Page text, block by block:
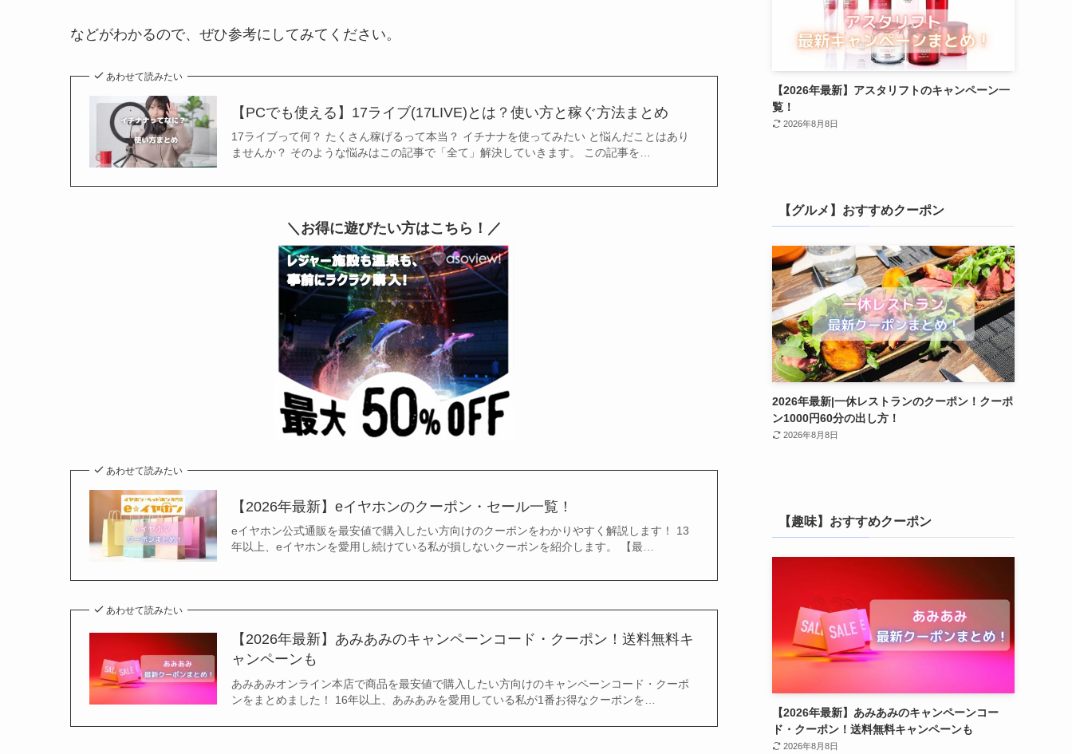
などがわかるので、ぜひ参考にしてみてください。
あわせて読みたい
【PCでも使える】17ライブ(17LIVE)とは？使い方と稼ぐ方法まとめ
17ライブって何？ たくさん稼げるって本当？ イチナナを使ってみたい と悩んだことはあり
ませんか？ そのような悩みはこの記事で「全て」解決していきます。 この記事を…
＼お得に遊びたい方はこちら！／
あわせて読みたい
【2026年最新】eイヤホンのクーポン・セール一覧！
eイヤホン公式通販を最安値で購入したい方向けのクーポンをわかりやすく解説します！ 13
年以上、eイヤホンを愛用し続けている私が損しないクーポンを紹介します。 【最…
あわせて読みたい
【2026年最新】あみあみのキャンペーンコード・クーポン！送料無料キ
ャンペーンも
あみあみオンライン本店で商品を最安値で購入したい方向けのキャンペーンコード・クーポ
ンをまとめました！ 16年以上、あみあみを愛用している私が1番お得なクーポンを…
【2026年最新】アスタリフトのキャンペーン一
覧！
2026年8月8日
【グルメ】おすすめクーポン
2026年最新|一休レストランのクーポン！クーポ
ン1000円60分の出し方！
2026年8月8日
【趣味】おすすめクーポン
【2026年最新】あみあみのキャンペーンコー
ド・クーポン！送料無料キャンペーンも
2026年8月8日